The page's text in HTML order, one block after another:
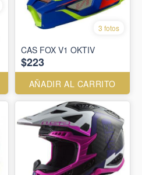
3 fotos
CAS FOX V1 OKTIV
$223
AÑADIR AL CARRITO